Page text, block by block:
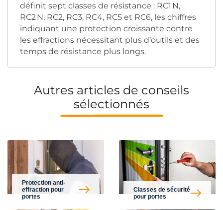
définit sept classes de résistance : RC1 N,
RC2 N, RC2, RC3, RC4, RC5 et RC6, les chiffres
indiquant une protection croissante contre
les effractions nécessitant plus d’outils et des
temps de résistance plus longs.
Autres articles de conseils
sélectionnés
Protection anti-
effraction pour
portes
Classes de sécurité
pour portes